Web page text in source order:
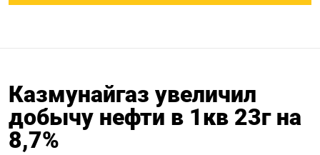
Казмунайгаз увеличил
добычу нефти в 1кв 23г на
8,7%